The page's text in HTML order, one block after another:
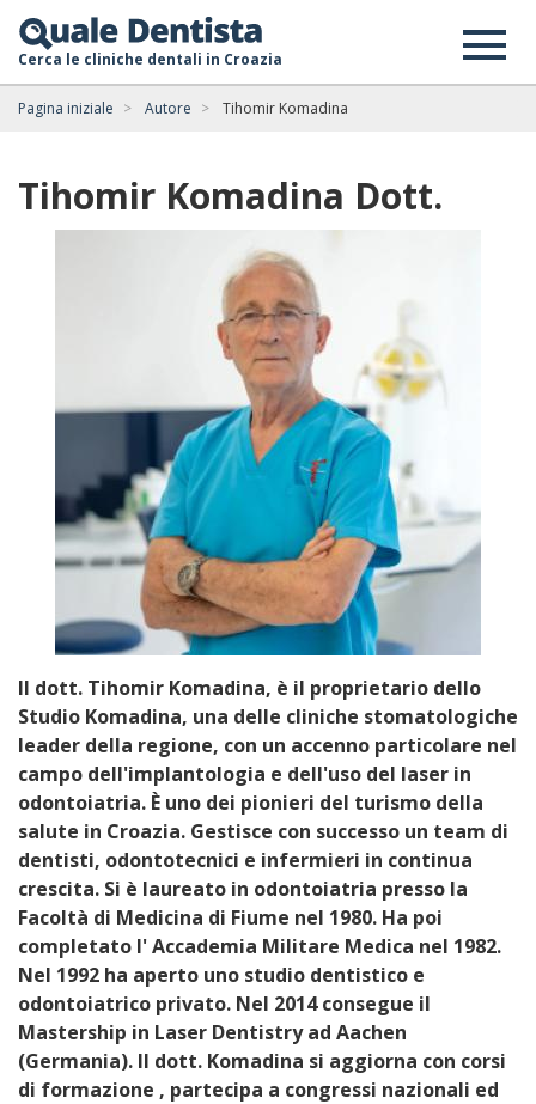
Cerca le cliniche dentali in Croazia
Pagina iniziale Autore Tihomir Komadina
Tihomir Komadina Dott.
Il dott. Tihomir Komadina, è il proprietario dello
Studio Komadina, una delle cliniche stomatologiche
leader della regione, con un accenno particolare nel
campo dell'implantologia e dell'uso del laser in
odontoiatria. È uno dei pionieri del turismo della
salute in Croazia. Gestisce con successo un team di
dentisti, odontotecnici e infermieri in continua
crescita. Si è laureato in odontoiatria presso la
Facoltà di Medicina di Fiume nel 1980. Ha poi
completato l' Accademia Militare Medica nel 1982.
Nel 1992 ha aperto uno studio dentistico e
odontoiatrico privato. Nel 2014 consegue il
Mastership in Laser Dentistry ad Aachen
(Germania). Il dott. Komadina si aggiorna con corsi
di formazione , partecipa a congressi nazionali ed